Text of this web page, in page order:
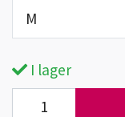
M
I lager